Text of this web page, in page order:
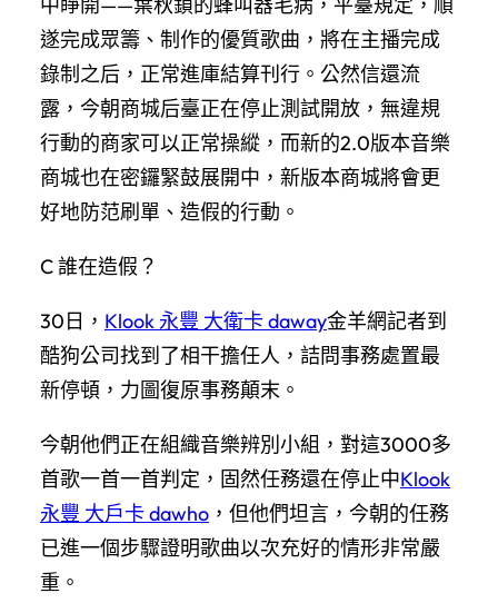
遂完成眾籌、制作的優質歌曲，將在主播完成
錄制之后，正常進庫結算刊行。公然信還流
露，今朝商城后臺正在停止測試開放，無違規
行動的商家可以正常操縱，而新的2.0版本音樂
商城也在密鑼緊鼓展開中，新版本商城將會更
好地防范刷單、造假的行動。
C 誰在造假？
30日， Klook 永豐 大衛卡 daway金羊網記者到
酷狗公司找到了相干擔任人，詰問事務處置最
新停頓，力圖復原事務顛末。
今朝他們正在組織音樂辨別小組，對這3000多
首歌一首一首判定，固然任務還在停止中Klook
永豐 大戶卡 dawho ，但他們坦言，今朝的任務
已進一個步驟證明歌曲以次充好的情形非常嚴
重。